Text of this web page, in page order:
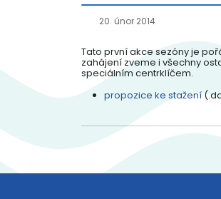
20. únor 2014
Tato první akce sezóny je
zahájení zveme i všechny
speciálním centrklíčem.
propozice ke stažení